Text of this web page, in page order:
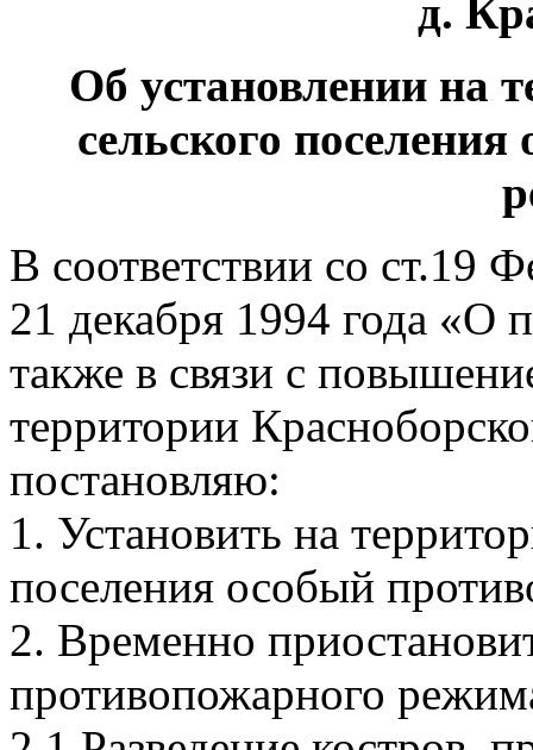
д.
Об установлении на
сельского
В соответствии со ст.19
21 декабря 1994 года «О
также в связи с
территории
постановляю:
1. Установить на
поселения особый
2. Временно
противопожарного